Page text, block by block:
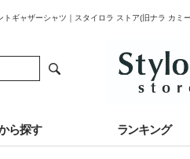
ギャザーシャツ｜スタイロラ ストア(旧ナラ カミ
ら探す ランキング